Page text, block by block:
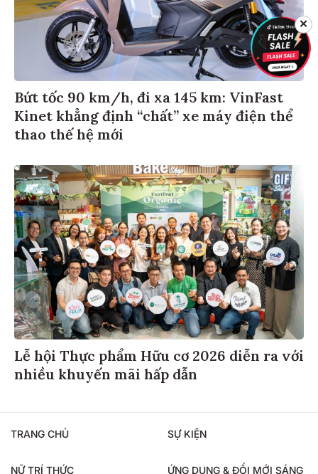
Bứt tốc 90 km/h, đi xa 145 km: VinFast
Kinet khẳng định “chất” xe máy điện thể
thao thế hệ mới
Lễ hội Thực phẩm Hữu cơ 2026 diễn ra với
nhiều khuyến mãi hấp dẫn
TRANG CHỦ SỰ KIỆN
NỮ TRÍ THỨC
ỨNG DỤNG & ĐỔI MỚI SÁNG
✕